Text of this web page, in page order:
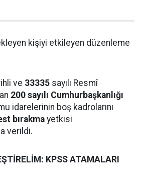
kişiyi etkileyen düzenleme
ve 33335 sayılı Resmî
200 sayılı Cumhurbaşkanlığı
idarelerinin boş kadrolarını
bırakma yetkisi
verildi.
KPSS ATAMALARI